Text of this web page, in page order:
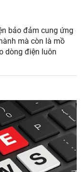
bảo đảm cung ứng
mà còn là mồ
dòng điện luôn